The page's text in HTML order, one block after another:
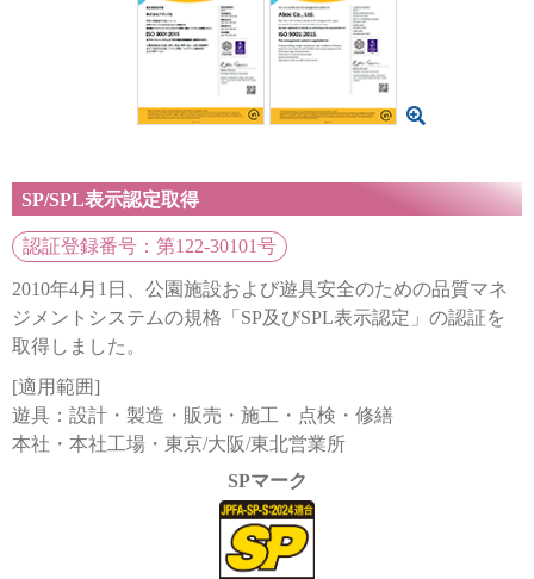
SP/SPL表示認定取得
認証登録番号：第122-30101号
2010年4月1日、公園施設および遊具安全のための品質マネ
ジメントシステムの規格「SP及びSPL表示認定」の認証を
取得しました。
[適用範囲]
遊具：設計・製造・販売・施工・点検・修繕
本社・本社工場・東京/大阪/東北営業所
SPマーク